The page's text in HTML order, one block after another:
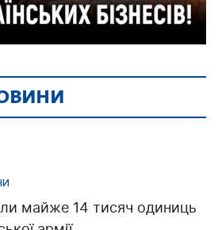
майже 14 тисяч одиниць